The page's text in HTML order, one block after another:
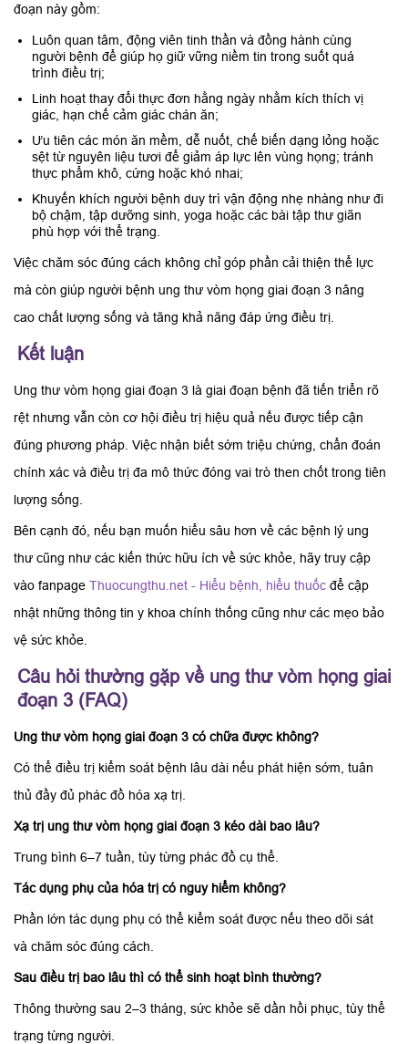
đoạn này gồm:
Luôn quan tâm, động viên tinh thần và đồng hành cùng
người bệnh để giúp họ giữ vững niềm tin trong suốt quá
trình điều trị;
Linh hoạt thay đổi thực đơn hằng ngày nhằm kích thích vị
giác, hạn chế cảm giác chán ăn;
Ưu tiên các món ăn mềm, dễ nuốt, chế biến dạng lỏng hoặc
sệt từ nguyên liệu tươi để giảm áp lực lên vùng họng; tránh
thực phẩm khô, cứng hoặc khó nhai;
Khuyến khích người bệnh duy trì vận động nhẹ nhàng như đi
bộ chậm, tập dưỡng sinh, yoga hoặc các bài tập thư giãn
phù hợp với thể trạng.
Việc chăm sóc đúng cách không chỉ góp phần cải thiện thể lực
mà còn giúp người bệnh ung thư vòm họng giai đoạn 3 nâng
cao chất lượng sống và tăng khả năng đáp ứng điều trị.
Kết luận
Ung thư vòm họng giai đoạn 3 là giai đoạn bệnh đã tiến triển rõ
rệt nhưng vẫn còn cơ hội điều trị hiệu quả nếu được tiếp cận
đúng phương pháp. Việc nhận biết sớm triệu chứng, chẩn đoán
chính xác và điều trị đa mô thức đóng vai trò then chốt trong tiên
lượng sống.
Bên cạnh đó, nếu bạn muốn hiểu sâu hơn về các bệnh lý ung
thư cũng như các kiến thức hữu ích về sức khỏe, hãy truy cập
vào fanpage Thuocungthu.net - Hiểu bệnh, hiểu thuốc để cập
nhật những thông tin y khoa chính thống cũng như các mẹo bảo
vệ sức khỏe.
Câu hỏi thường gặp về ung thư vòm họng giai
đoạn 3 (FAQ)
Ung thư vòm họng giai đoạn 3 có chữa được không?
Có thể điều trị kiểm soát bệnh lâu dài nếu phát hiện sớm, tuân
thủ đầy đủ phác đồ hóa xạ trị.
Xạ trị ung thư vòm họng giai đoạn 3 kéo dài bao lâu?
Trung bình 6–7 tuần, tùy từng phác đồ cụ thể.
Tác dụng phụ của hóa trị có nguy hiểm không?
Phần lớn tác dụng phụ có thể kiểm soát được nếu theo dõi sát
và chăm sóc đúng cách.
Sau điều trị bao lâu thì có thể sinh hoạt bình thường?
Thông thường sau 2–3 tháng, sức khỏe sẽ dần hồi phục, tùy thể
trạng từng người.